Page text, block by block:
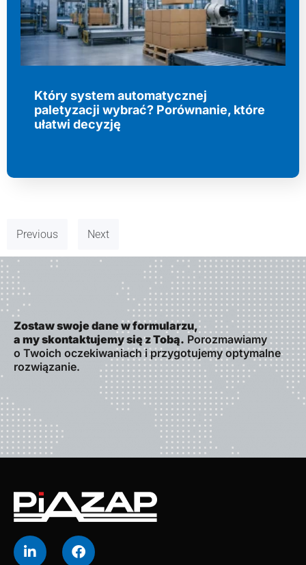
Który system automatycznej
paletyzacji wybrać? Porównanie, które
ułatwi decyzję
Previous Next
Zostaw swoje dane w formularzu,
a my skontaktujemy się z Tobą. Porozmawiamy
o Twoich oczekiwaniach i przygotujemy optymalne
rozwiązanie.